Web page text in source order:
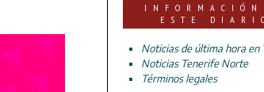
ESTE
Noticias de última hora
Noticias Tenerife Norte
Términos legales